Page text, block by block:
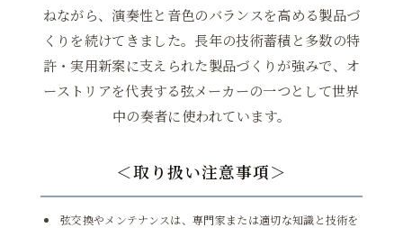
ねながら、演奏性と音色のバランスを高める製品づ
くりを続けてきました。長年の技術蓄積と多数の特
許・実用新案に支えられた製品づくりが強みで、オ
ーストリアを代表する弦メーカーの一つとして世界
中の奏者に使われています。
＜取り扱い注意事項＞
弦交換やメンテナンスは、専門家または適切な知識と技術を